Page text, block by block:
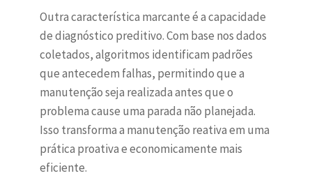
Outra característica marcante é a capacidade
de diagnóstico preditivo. Com base nos dados
coletados, algoritmos identificam padrões
que antecedem falhas, permitindo que a
manutenção seja realizada antes que o
problema cause uma parada não planejada.
Isso transforma a manutenção reativa em uma
prática proativa e economicamente mais
eficiente.